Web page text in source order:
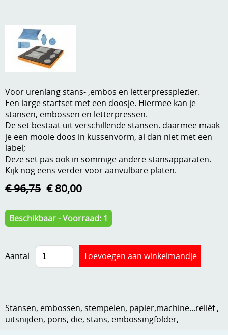
Aanbiedingen
Andere
Dies om te stansen
DVD-CD
Embossen
Handige extra's
Kleurmateriaal-tekenmateriaal
Knipvellen
Netjes opbergen
Verzend - en verpakkingsk
Mijn account
Info
Anders creatief
Gastenboek
Voor urenlang stans- ,embos en letterpressplezier.
Een large startset met een doosje. Hiermee kan je
stansen, embossen en letterpressen.
De set bestaat uit verschillende stansen. daarmee maak
je een mooie doos in kussenvorm, al dan niet met een
label;
Deze set pas ook in sommige andere stansapparaten.
Kijk nog eens verder voor aanvulbare platen.
€ 96,75 € 80,00
Beschikbaar - Voorraad: 1
Aantal
Stansen, embossen, stempelen, papier,machine...reliëf ,
uitsnijden, pons, die, stans, embossingfolder,